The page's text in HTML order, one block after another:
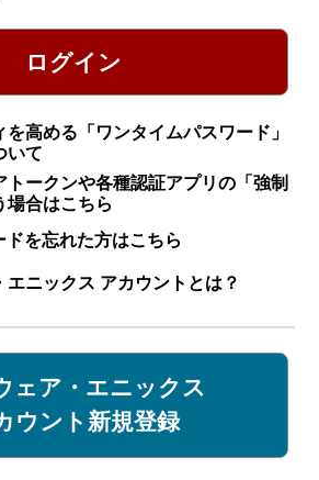
ログイン
を高める「ワンタイムパスワード」
いて
トークンや各種認証アプリの「強制
場合はこちら
ドを忘れた方はこちら
エニックス アカウントとは？
ェア・エニックス
ウント新規登録